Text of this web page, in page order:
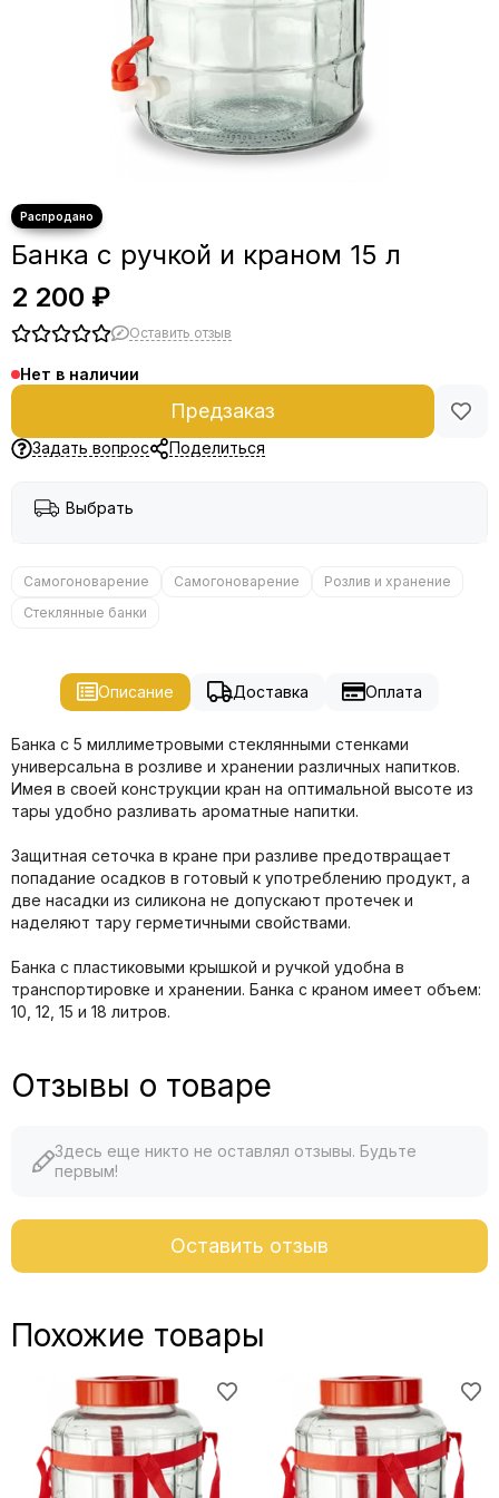
Банка с ручкой и краном 15 л
2 200 ₽
Оставить отзыв
Нет в наличии
Предзаказ
Задать вопрос Поделиться
Выбрать
Самогоноварение Самогоноварение
Розлив и хранение
Стеклянные банки
Описание Доставка Оплата
Банка с 5 миллиметровыми стеклянными стенками
универсальна в розливе и хранении различных напитков.
Имея в своей конструкции кран на оптимальной высоте из
тары удобно разливать ароматные напитки.
Защитная сеточка в кране при разливе предотвращает
попадание осадков в готовый к употреблению продукт, а
две насадки из силикона не допускают протечек и
наделяют тару герметичными свойствами.
Банка с пластиковыми крышкой и ручкой удобна в
транспортировке и хранении. Банка с краном имеет объем:
10, 12, 15 и 18 литров.
Отзывы о товаре
Здесь еще никто не оставлял отзывы. Будьте
первым!
Оставить отзыв
Похожие товары